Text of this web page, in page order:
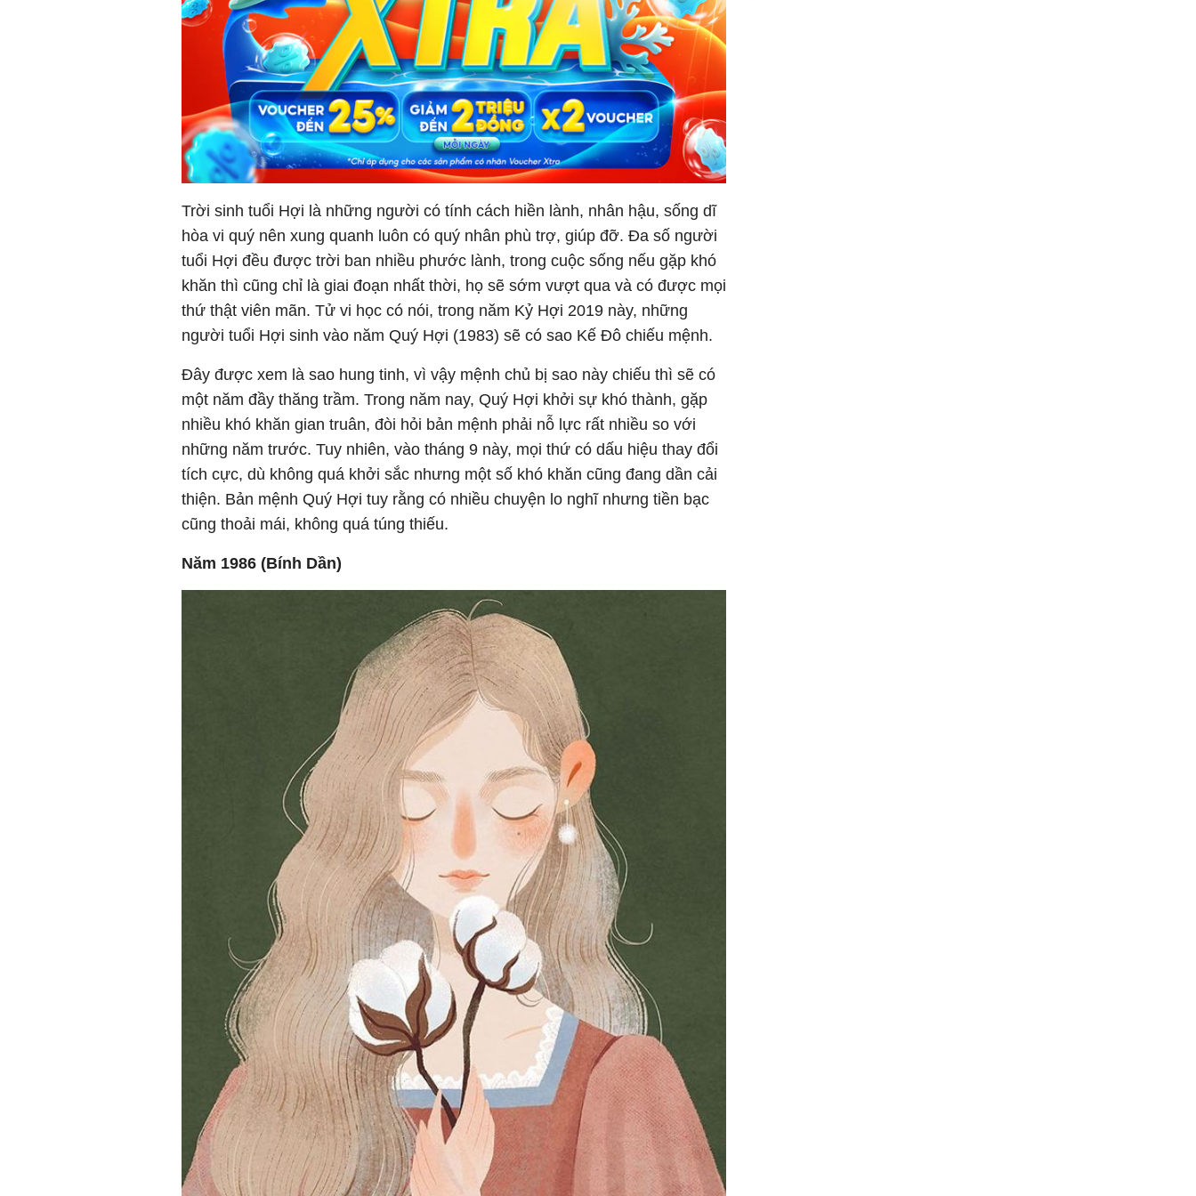
Trời sinh tuổi Hợi là những người có tính cách hiền lành, nhân hậu, sống dĩ
hòa vi quý nên xung quanh luôn có quý nhân phù trợ, giúp đỡ. Đa số người
tuổi Hợi đều được trời ban nhiều phước lành, trong cuộc sống nếu gặp khó
khăn thì cũng chỉ là giai đoạn nhất thời, họ sẽ sớm vượt qua và có được mọi
thứ thật viên mãn. Tử vi học có nói, trong năm Kỷ Hợi 2019 này, những
người tuổi Hợi sinh vào năm Quý Hợi (1983) sẽ có sao Kế Đô chiếu mệnh.
Đây được xem là sao hung tinh, vì vậy mệnh chủ bị sao này chiếu thì sẽ có
một năm đầy thăng trầm. Trong năm nay, Quý Hợi khởi sự khó thành, gặp
nhiều khó khăn gian truân, đòi hỏi bản mệnh phải nỗ lực rất nhiều so với
những năm trước. Tuy nhiên, vào tháng 9 này, mọi thứ có dấu hiệu thay đổi
tích cực, dù không quá khởi sắc nhưng một số khó khăn cũng đang dần cải
thiện. Bản mệnh Quý Hợi tuy rằng có nhiều chuyện lo nghĩ nhưng tiền bạc
cũng thoải mái, không quá túng thiếu.
Năm 1986 (Bính Dần)